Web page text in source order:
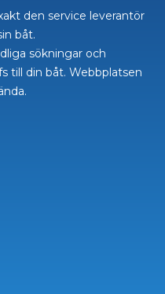
den service leverantör
båt.
sökningar och
till din båt. Webbplatsen